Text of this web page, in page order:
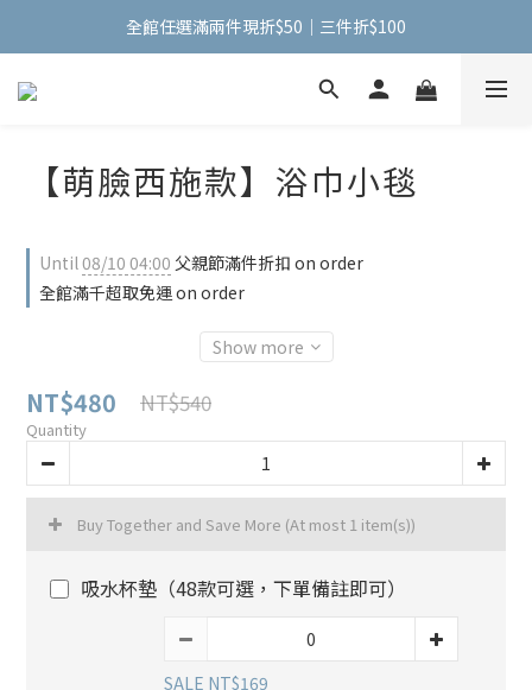
全館任選滿兩件現折$50｜三件折$100
全館任選滿兩件現折$50｜三件折$100
手機包加購【掛式零錢包】只要$1元
【萌臉西施款】浴巾小毯
Until08/10 04:00 父親節滿件折扣 on order
全館滿千超取免運 on order
Show more
NT$480 NT$540
Quantity
Buy Together and Save More (At most 1 item(s))
吸水杯墊（48款可選，下單備註即可）
SALE NT$169